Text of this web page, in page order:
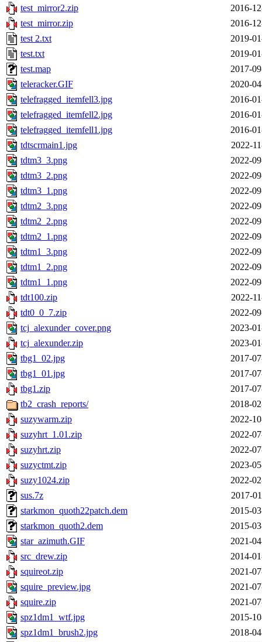
test_mirror2.zip
2016-
test_mirror.zip
2016-
test 2.txt
2019-
test.txt
2019-
test.map
2017-
teleracker.GIF
2020-
telefragged_itemfell3.jpg
2016-
telefragged_itemfell2.jpg
2016-
telefragged_itemfell1.jpg
2016-
tdtscrmain1.jpg
2022-
tdtm3_3.png
2022-
tdtm3_2.png
2022-
tdtm3_1.png
2022-
tdtm2_3.png
2022-
tdtm2_2.png
2022-
tdtm2_1.png
2022-
tdtm1_3.png
2022-
tdtm1_2.png
2022-
tdtm1_1.png
2022-
tdt100.zip
2022-
tdt0_0_7.zip
2022-
tcj_alexunder_cover.png
2023-
tcj_alexunder.zip
2023-
tbg1_02.jpg
2017-
tbg1_01.jpg
2017-
tbg1.zip
2017-
tb2_crash_reports/
2018-
suzywarm.zip
2022-
suzyhrt_1.01.zip
2022-
suzyhrt.zip
2022-
suzyctmt.zip
2023-
suzy1024.zip
2022-
sus.7z
2017-
starkmon_quoth22patch.dem
2015-
starkmon_quoth2.dem
2015-
star_azimuth.GIF
2021-
src_drew.zip
2014-
squireot.zip
2021-
squire_preview.jpg
2021-
squire.zip
2021-
spz1dm1_wtf.jpg
2015-
spz1dm1_brush2.jpg
2018-